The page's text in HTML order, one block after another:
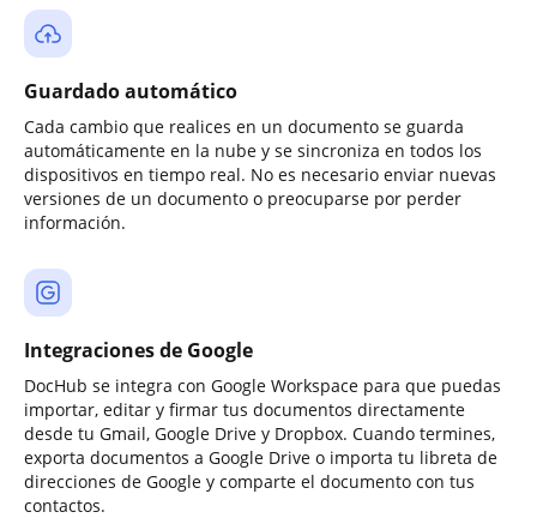
Guardado automático
Cada cambio que realices en un documento se guarda
automáticamente en la nube y se sincroniza en todos los
dispositivos en tiempo real. No es necesario enviar nuevas
versiones de un documento o preocuparse por perder
información.
Integraciones de Google
DocHub se integra con Google Workspace para que puedas
importar, editar y firmar tus documentos directamente
desde tu Gmail, Google Drive y Dropbox. Cuando termines,
exporta documentos a Google Drive o importa tu libreta de
direcciones de Google y comparte el documento con tus
contactos.